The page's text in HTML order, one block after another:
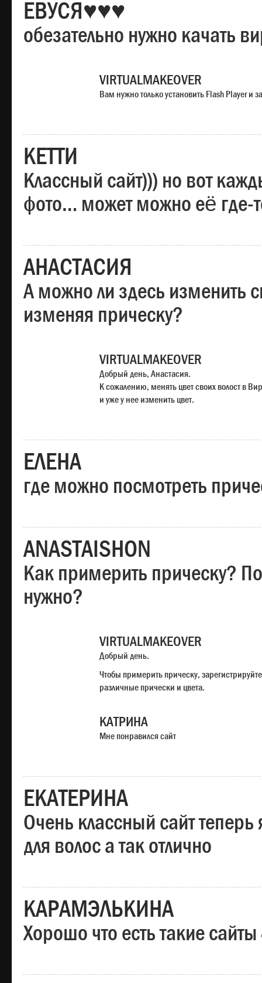
ЕВУСЯ♥♥♥
обезательно нужно качать
VIRTUALMAKEOVER
Вам нужно только установить Flash Player и
КЕТТИ
Классный сайт))) но вот
фото… может можно её где-
АНАСТАСИЯ
А можно ли здесь изменить
изменяя прическу?
VIRTUALMAKEOVER
Добрый день, Анастасия.
К сожалению, менять цвет своих волост в
и уже у нее изменить цвет.
ЕЛЕНА
где можно посмотреть
ANASTAISHON
Как примерить прическу?
нужно?
VIRTUALMAKEOVER
Добрый день.
Чтобы примерить прическу,
различные прически и цвета.
КАТРИНА
Мне понравился сайт
ЕКАТЕРИНА
Очень классный сайт теперь
для волос а так отлично
КАРАМЭЛЬКИНА
Хорошо что есть такие сайты